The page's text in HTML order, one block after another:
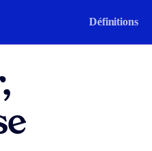
Définitions